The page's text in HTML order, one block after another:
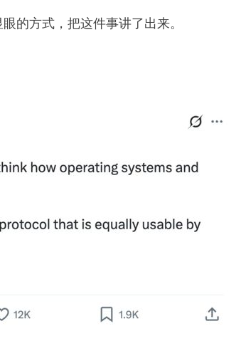
的方式，把这件事讲了出来。